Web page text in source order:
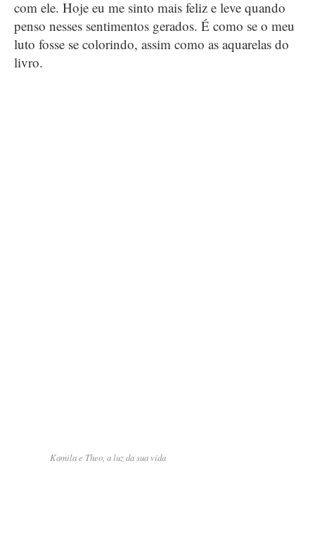
com ele. Hoje eu me sinto mais feliz e leve quando
penso nesses sentimentos gerados. É como se o meu
luto fosse se colorindo, assim como as aquarelas do
livro.
Kamila e Theo, a luz da sua vida